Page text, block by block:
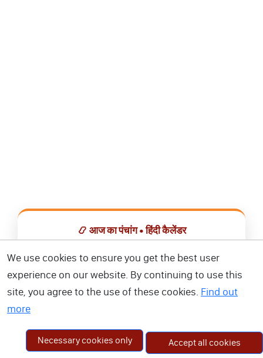
📿 आज का पंचांग • हिंदी कैलेंडर
📅 हिंदी कैलेंडर ऐप डाउनलोड करें
We use cookies to ensure you get the best user
experience on our website. By continuing to use this
site, you agree to the use of these cookies. Find out
more
Necessary cookies only Accept all cookies